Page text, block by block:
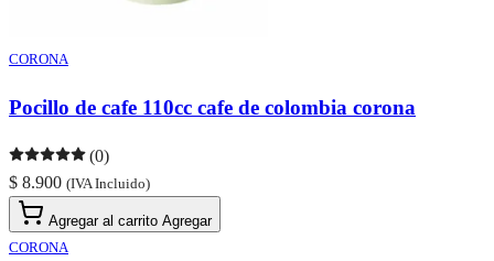
CORONA
Pocillo de cafe 110cc cafe de colombia corona
(0)
$ 8.900 (IVA Incluido)
Agregar al carrito Agregar
CORONA